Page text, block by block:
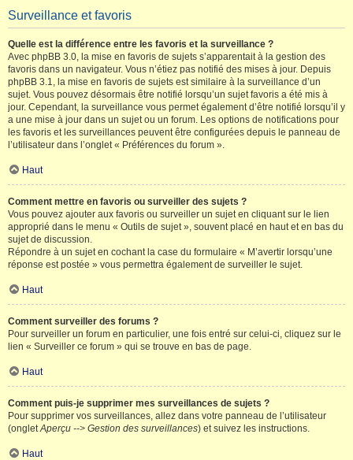
Surveillance et favoris
Quelle est la différence entre les favoris et la surveillance ?
Avec phpBB 3.0, la mise en favoris de sujets s’apparentait à la gestion des
favoris dans un navigateur. Vous n’étiez pas notifié des mises à jour. Depuis
phpBB 3.1, la mise en favoris de sujets est similaire à la surveillance d’un
sujet. Vous pouvez désormais être notifié lorsqu’un sujet favoris a été mis à
jour. Cependant, la surveillance vous permet également d’être notifié lorsqu’il y
a une mise à jour dans un sujet ou un forum. Les options de notifications pour
les favoris et les surveillances peuvent être configurées depuis le panneau de
l’utilisateur dans l’onglet « Préférences du forum ».
Haut
Comment mettre en favoris ou surveiller des sujets ?
Vous pouvez ajouter aux favoris ou surveiller un sujet en cliquant sur le lien
approprié dans le menu « Outils de sujet », souvent placé en haut et en bas du
sujet de discussion.
Répondre à un sujet en cochant la case du formulaire « M’avertir lorsqu’une
réponse est postée » vous permettra également de surveiller le sujet.
Haut
Comment surveiller des forums ?
Pour surveiller un forum en particulier, une fois entré sur celui-ci, cliquez sur le
lien « Surveiller ce forum » qui se trouve en bas de page.
Haut
Comment puis-je supprimer mes surveillances de sujets ?
Pour supprimer vos surveillances, allez dans votre panneau de l’utilisateur
(ongletAperçu --> Gestion des surveillances) et suivez les instructions.
Haut